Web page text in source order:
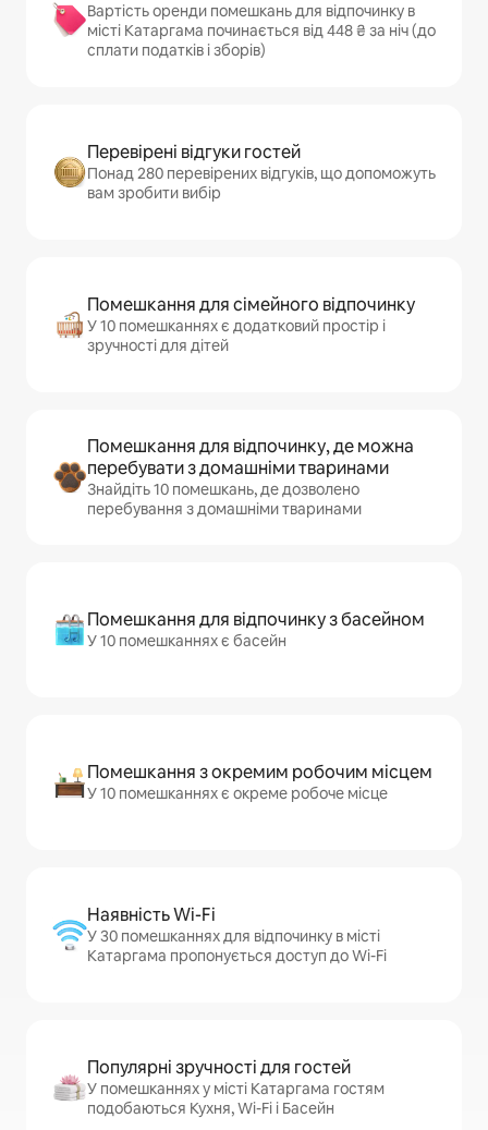
Вартість оренди помешкань для відпочинку в
місті Катаргама починається від 448 ₴ за ніч (до
сплати податків і зборів)
Перевірені відгуки гостей
Понад 280 перевірених відгуків, що допоможуть
вам зробити вибір
Помешкання для сімейного відпочинку
У 10 помешканнях є додатковий простір і
зручності для дітей
Помешкання для відпочинку, де можна
перебувати з домашніми тваринами
Знайдіть 10 помешкань, де дозволено
перебування з домашніми тваринами
Помешкання для відпочинку з басейном
У 10 помешканнях є басейн
Помешкання з окремим робочим місцем
У 10 помешканнях є окреме робоче місце
Наявність Wi-Fi
У 30 помешканнях для відпочинку в місті
Катаргама пропонується доступ до Wi-Fi
Популярні зручності для гостей
У помешканнях у місті Катаргама гостям
подобаються Кухня, Wi-Fi і Басейн